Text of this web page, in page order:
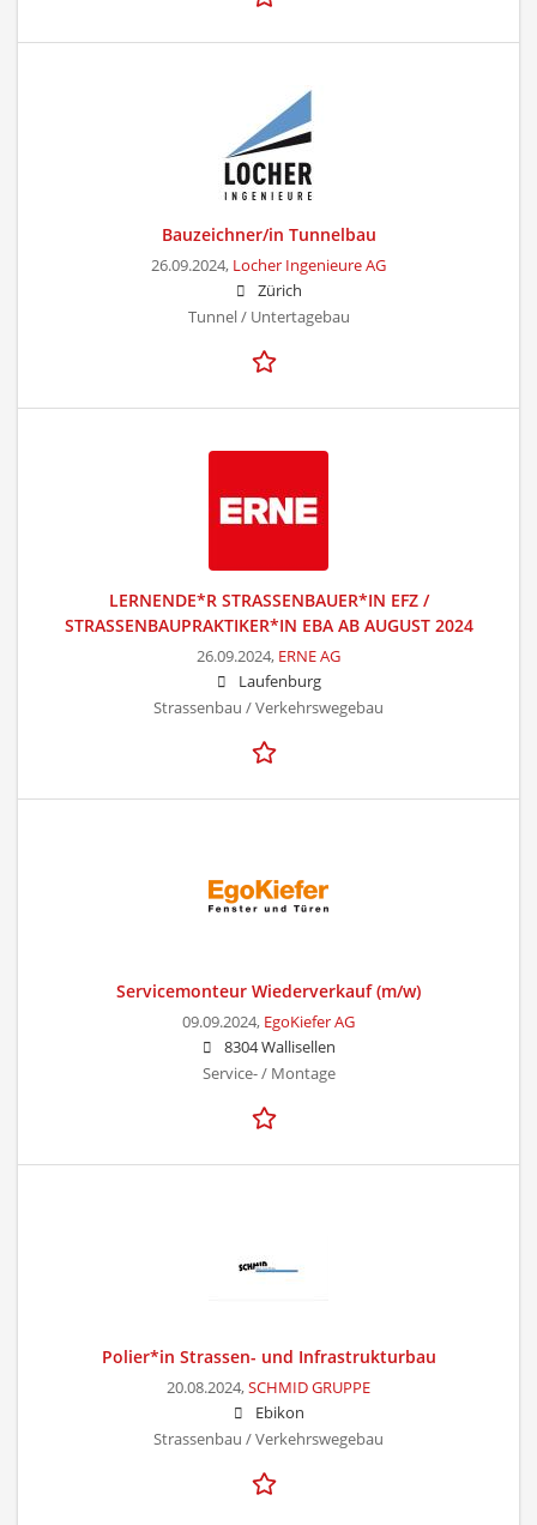
Bauzeichner/in Tunnelbau
26.09.2024, Locher Ingenieure AG
Zürich
Tunnel / Untertagebau
LERNENDE*R STRASSENBAUER*IN EFZ /
STRASSENBAUPRAKTIKER*IN EBA AB AUGUST 2024
26.09.2024, ERNE AG
Laufenburg
Strassenbau / Verkehrswegebau
Servicemonteur Wiederverkauf (m/w)
09.09.2024, EgoKiefer AG
8304 Wallisellen
Service- / Montage
Polier*in Strassen- und Infrastrukturbau
20.08.2024,SCHMID GRUPPE
Ebikon
Strassenbau / Verkehrswegebau